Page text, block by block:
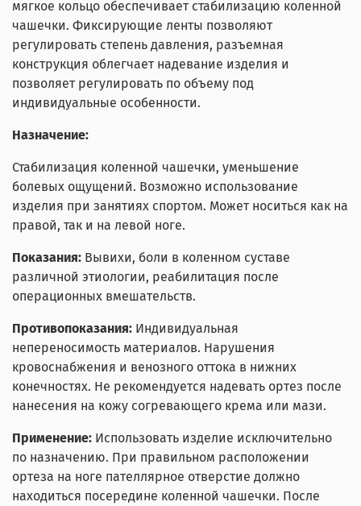
мягкое кольцо обеспечивает стабилизацию коленной
чашечки. Фиксирующие ленты позволяют
регулировать степень давления, разъемная
конструкция облегчает надевание изделия и
позволяет регулировать по объему под
индивидуальные особенности.
Назначение:
Стабилизация коленной чашечки, уменьшение
болевых ощущений. Возможно использование
изделия при занятиях спортом. Может носиться как на
правой, так и на левой ноге.
Показания: Вывихи, боли в коленном суставе
различной этиологии, реабилитация после
операционных вмешательств.
Противопоказания: Индивидуальная
непереносимость материалов. Нарушения
кровоснабжения и венозного оттока в нижних
конечностях. Не рекомендуется надевать ортез после
нанесения на кожу согревающего крема или мази.
Применение: Использовать изделие исключительно
по назначению. При правильном расположении
ортеза на ноге пателлярное отверстие должно
находиться посередине коленной чашечки. После